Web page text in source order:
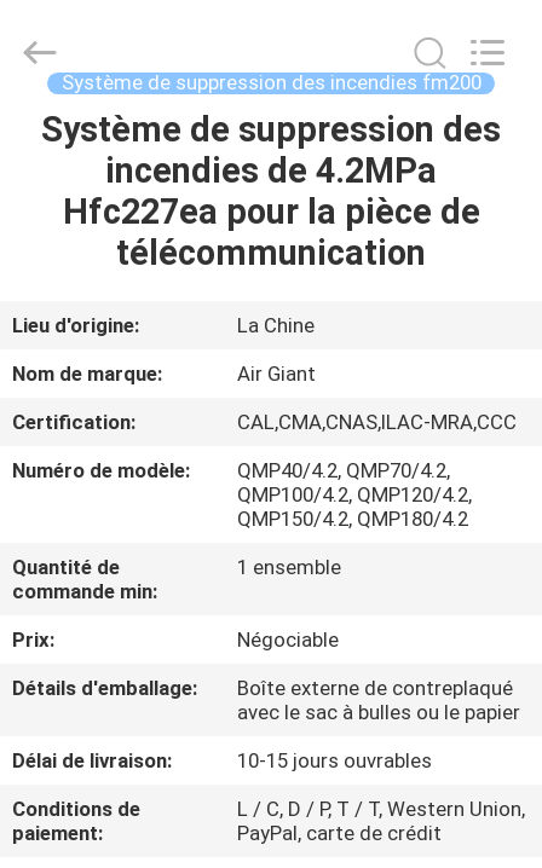
MAISON
PRODUITS
DE
VR
À
PROPOS
NOUS
VISITE
D'USINE
CONTRÔLE
DE
QUALITÉ
Giant
Equipment Système de suppression des incendies fm200
Système de suppression des
incendies de 4.2MPa
Hfc227ea pour la pièce de
télécommunication
Lieu d'origine:
La Chine
Nom de marque:
Air Giant
Certification:
CAL,CMA,CNAS,ILAC-MRA,CCC
Numéro de modèle:
QMP40/4.2, QMP70/4.2,
QMP100/4.2, QMP120/4.2,
QMP150/4.2, QMP180/4.2
Quantité de
commande min:
1 ensemble
Prix:
Négociable
Détails d'emballage:
Boîte externe de contreplaqué
avec le sac à bulles ou le papier
Délai de livraison:
10-15 jours ouvrables
Conditions de
paiement:
L / C, D / P, T / T, Western Union,
PayPal, carte de crédit